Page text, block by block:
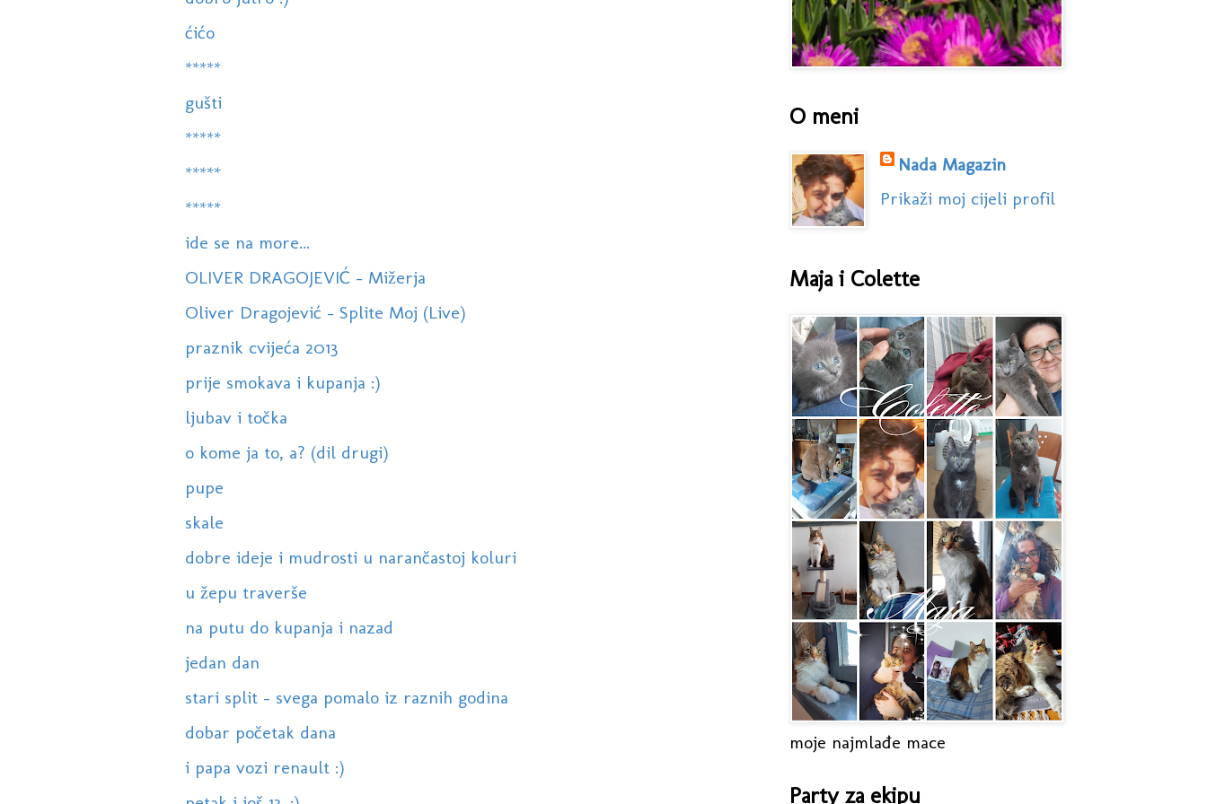
ćićo
*****
gušti
*****
*****
*****
ide se na more...
OLIVER DRAGOJEVIĆ - Mižerja
Oliver Dragojević - Splite Moj (Live)
praznik cvijeća 2013
prije smokava i kupanja :)
ljubav i točka
o kome ja to, a? (dil drugi)
pupe
skale
dobre ideje i mudrosti u narančastoj koluri
u žepu traverše
na putu do kupanja i nazad
jedan dan
stari split - svega pomalo iz raznih godina
dobar početak dana
i papa vozi renault :)
O meni
Nada Magazin
Prikaži moj cijeli profil
Maja i Colette
moje najmlađe mace
Party za ekipu